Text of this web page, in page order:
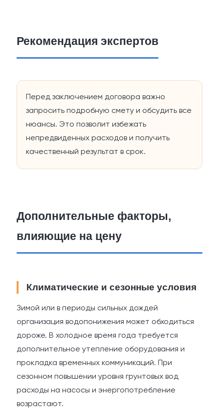
Рекомендация экспертов
Перед заключением договора важно
запросить подробную смету и обсудить все
нюансы. Это позволит избежать
непредвиденных расходов и получить
качественный результат в срок.
Дополнительные факторы,
влияющие на цену
Климатические и сезонные условия
Зимой или в периоды сильных дождей
организация водопонижения может обходиться
дороже. В холодное время года требуется
дополнительное утепление оборудования и
прокладка временных коммуникаций. При
сезонном повышении уровня грунтовых вод
расходы на насосы и энергопотребление
возрастают.